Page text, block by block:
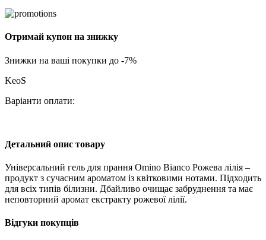
Отримай купон на знижку
Знижки на ваші покупки до -7%
KeoS
Варіанти оплати:
Детальний опис товару
Універсальний гель для прання Omino Bianco Рожева лілія –
продукт з сучасним ароматом із квітковими нотами. Підходить
для всіх типів білизни. Дбайливо очищає забруднення та має
неповторний аромат екстракту рожевої лілії.
Відгуки покупців